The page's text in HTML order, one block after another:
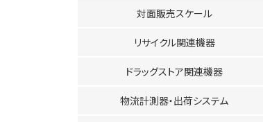
対面販売スケール
リサイクル関連機器
ドラッグストア関連機器
物流計測器・出荷システム